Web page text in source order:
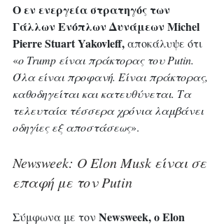
Ο εν ενεργεία στρατηγός των
Γάλλων Ενόπλων Δυνάμεων Michel
Pierre Stuart Yakovleff, αποκάλυψε ότι
«ο Trump είναι πράκτορας του Putin.
Όλα είναι προφανή. Είναι πράκτορας,
καθοδηγείται και κατευθύνεται. Τα
τελευταία τέσσερα χρόνια λαμβάνει
οδηγίες εξ αποστάσεως».
Newsweek: Ο Elon Musk είναι σε
επαφή με τον Putin
Σύμφωνα με τον Newsweek, ο Elon